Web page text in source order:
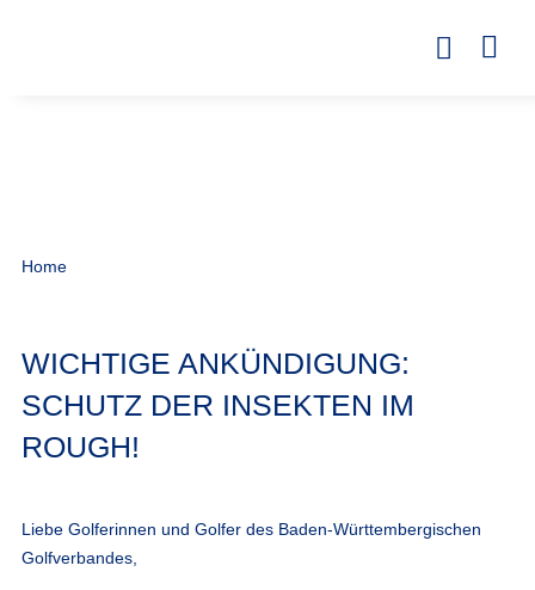
Home
WICHTIGE ANKÜNDIGUNG:
SCHUTZ DER INSEKTEN IM
ROUGH!
Liebe Golferinnen und Golfer des Baden-Württembergischen
Golfverbandes,